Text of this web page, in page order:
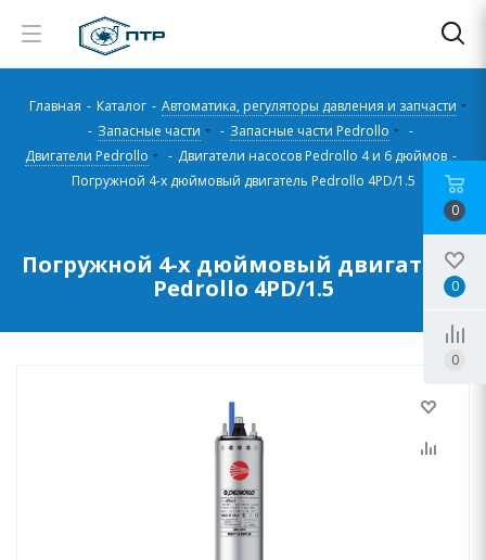
Главная - Каталог - Автоматика, регуляторы давления и запчасти
- Запасные части - Запасные части Pedrollo
-
Двигатели Pedrollo
- Двигатели насосов Pedrollo 4 и 6 дюймов -
Погружной 4-х дюймовый двигатель Pedrollo 4PD/1.5
Погружной 4-х дюймовый двигатель
Pedrollo 4PD/1.5
0
0
0